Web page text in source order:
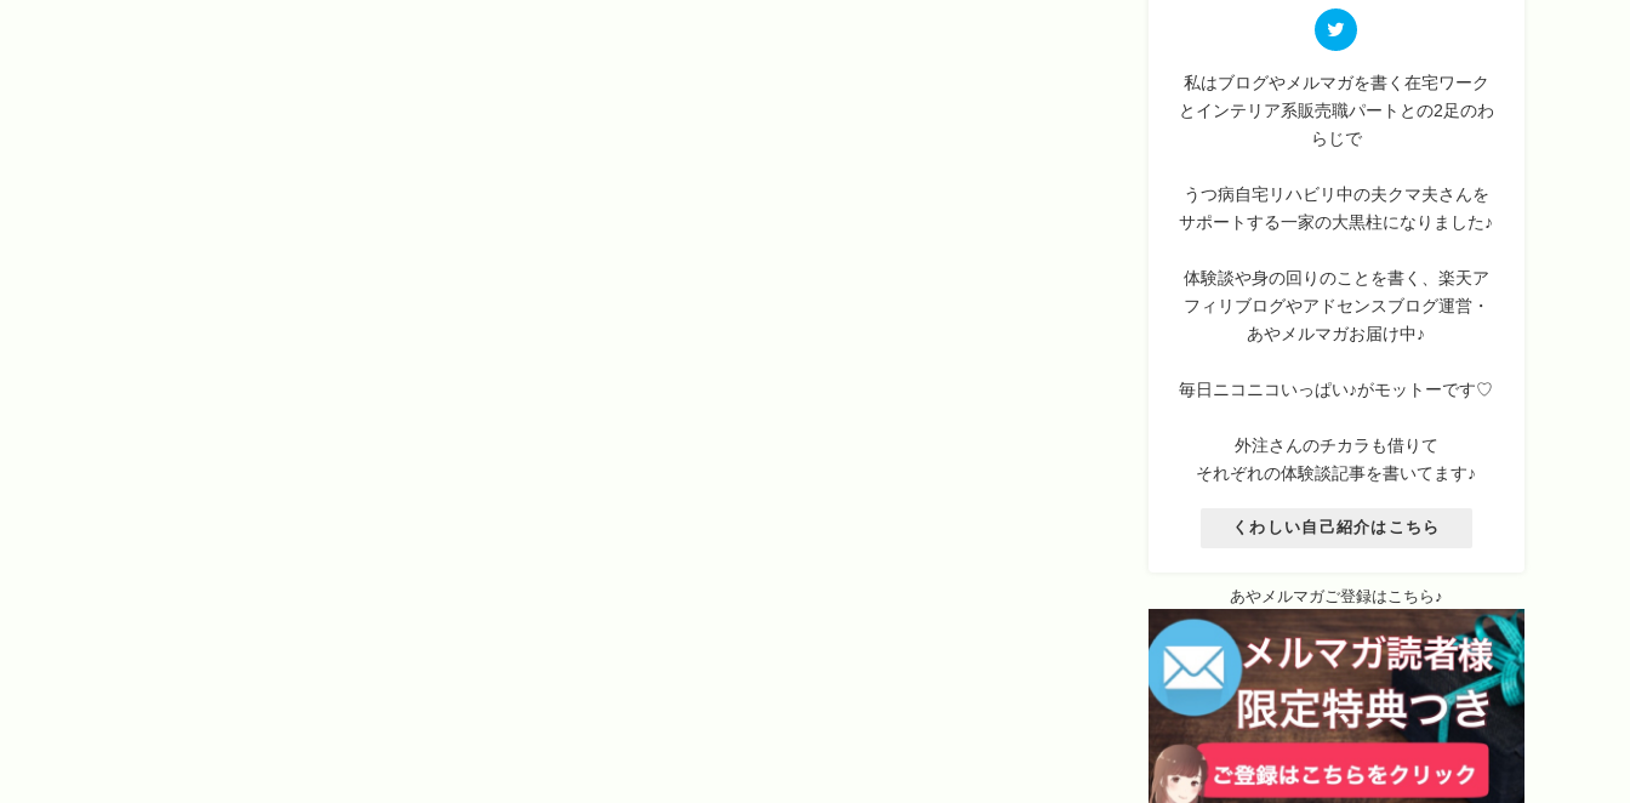
私はブログやメルマガを書く在宅ワーク
とインテリア系販売職パートとの2足のわ
らじで
うつ病自宅リハビリ中の夫クマ夫さんを
サポートする一家の大黒柱になりました♪
体験談や身の回りのことを書く、楽天ア
フィリブログやアドセンスブログ運営・
あやメルマガお届け中♪
毎日ニコニコいっぱい♪がモットーです♡
外注さんのチカラも借りて
それぞれの体験談記事を書いてます♪
くわしい自己紹介はこちら
あやメルマガご登録はこちら♪